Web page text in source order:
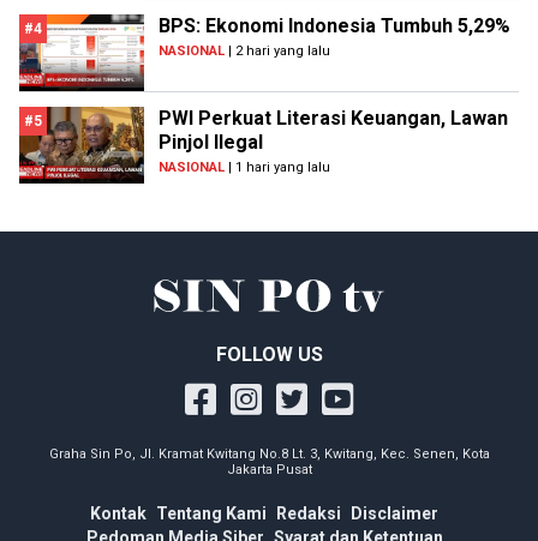
#4 BPS: Ekonomi Indonesia Tumbuh 5,29%
NASIONAL | 2 hari yang lalu
#5
PWI Perkuat Literasi Keuangan, Lawan
Pinjol Ilegal
NASIONAL | 1 hari yang lalu
FOLLOW US
Graha Sin Po, Jl. Kramat Kwitang No.8 Lt. 3, Kwitang, Kec. Senen, Kota
Jakarta Pusat
Kontak Tentang Kami Redaksi
Disclaimer